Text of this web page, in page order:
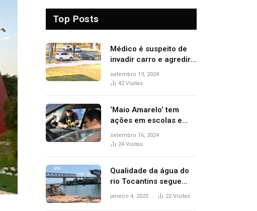
Top Posts
Médico é suspeito de
invadir carro e agredir
delegado aposentado
durante confusão no
setembro 19, 2024
42Visitas
‘Maio Amarelo’ tem
ações em escolas e
ruas para prevenir
acidentes no trânsito
setembro 16, 2024
24 Visitas
Qualidade da água do
rio Tocantins segue
sem indicar alterações
janeiro 4, 2025 22Visitas